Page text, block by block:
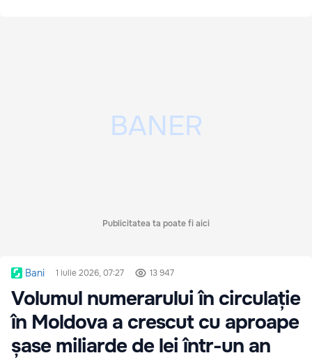
Publicitatea ta poate fi aici
Bani 1 iulie 2026, 07:27 13 947
Volumul numerarului în circulație
în Moldova a crescut cu aproape
șase miliarde de lei într-un an